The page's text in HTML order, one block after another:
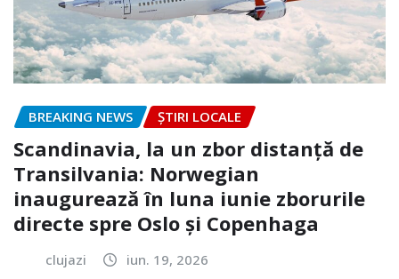
BREAKING NEWS ȘTIRI LOCALE
Scandinavia, la un zbor distanță de
Transilvania: Norwegian
inaugurează în luna iunie zborurile
directe spre Oslo și Copenhaga
clujazi iun. 19, 2026